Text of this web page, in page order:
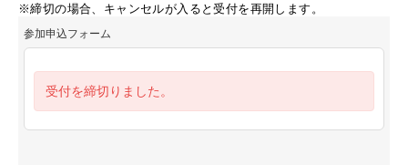
※締切の場合、キャンセルが入ると受付を再開します。